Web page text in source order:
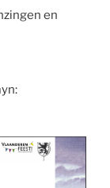
en